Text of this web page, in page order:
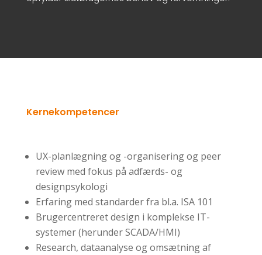
Kernekompetencer
UX-planlægning og -organisering og peer
review med fokus på adfærds- og
designpsykologi
Erfaring med standarder fra bl.a. ISA 101
Brugercentreret design i komplekse IT-
systemer (herunder SCADA/HMI)
Research, dataanalyse og omsætning af